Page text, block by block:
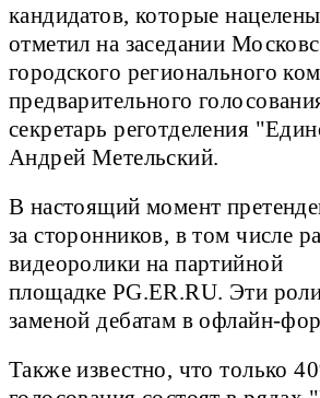
кандидатов, которые
отметил на заседании
городского регионального
предварительного
секретарь реготделения
Андрей Метельский.
В настоящий момент
за сторонников, в том числе
видеоролики на партийной
площадке PG.ER.RU. Эти
заменой дебатам в офлайн-
Также известно, что только